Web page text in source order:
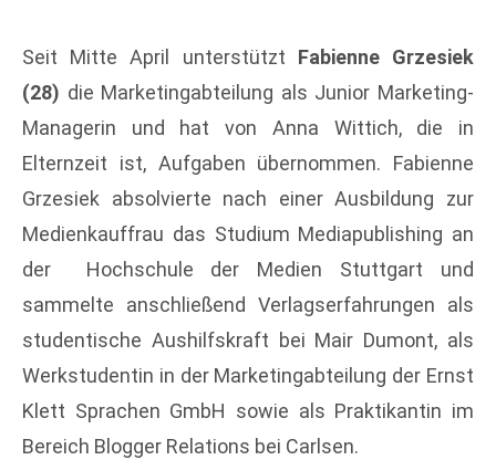
Seit Mitte April unterstützt Fabienne Grzesiek
(28) die Marketingabteilung als Junior Marketing-
Managerin und hat von Anna Wittich, die in
Elternzeit ist, Aufgaben übernommen. Fabienne
Grzesiek absolvierte nach einer Ausbildung zur
Medienkauffrau das Studium Mediapublishing an
der Hochschule der Medien Stuttgart und
sammelte anschließend Verlagserfahrungen als
studentische Aushilfskraft bei Mair Dumont, als
Werkstudentin in der Marketingabteilung der Ernst
Klett Sprachen GmbH sowie als Praktikantin im
Bereich Blogger Relations bei Carlsen.